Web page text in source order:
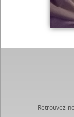
Retrouvez-